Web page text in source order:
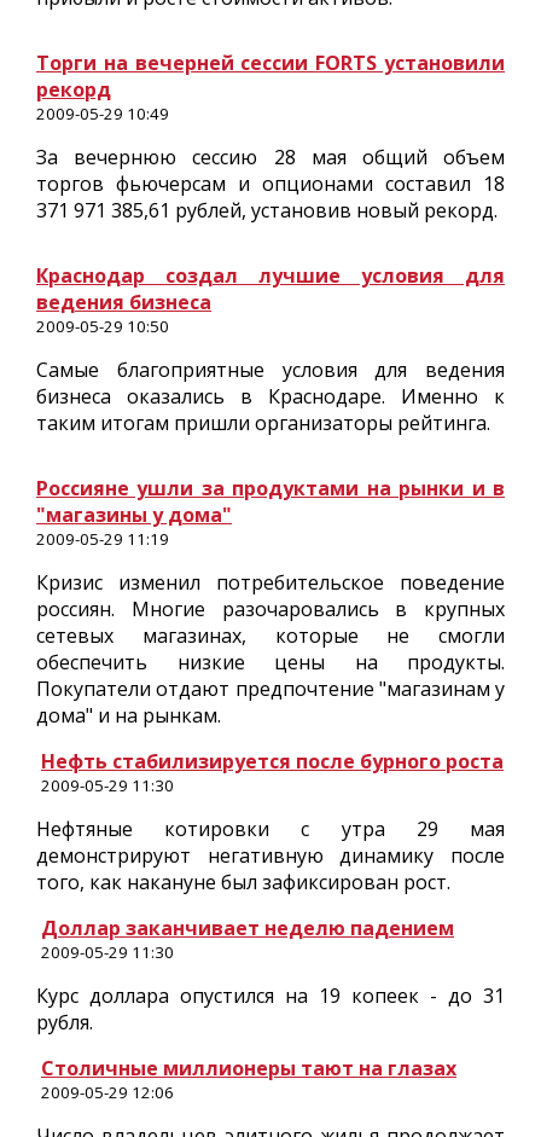
Торги на вечерней сессии FORTS установили
рекорд
2009-05-29 10:49
За вечернюю сессию 28 мая общий объем
торгов фьючерсам и опционами составил 18
371 971 385,61 рублей, установив новый рекорд.
Краснодар создал лучшие условия для
ведения бизнеса
2009-05-29 10:50
Самые благоприятные условия для ведения
бизнеса оказались в Краснодаре. Именно к
таким итогам пришли организаторы рейтинга.
Россияне ушли за продуктами на рынки и в
"магазины у дома"
2009-05-29 11:19
Кризис изменил потребительское поведение
россиян. Многие разочаровались в крупных
сетевых магазинах, которые не смогли
обеспечить низкие цены на продукты.
Покупатели отдают предпочтение "магазинам у
дома" и на рынкам.
Нефть стабилизируется после бурного роста
2009-05-29 11:30
Нефтяные котировки с утра 29 мая
демонстрируют негативную динамику после
того, как накануне был зафиксирован рост.
Доллар заканчивает неделю падением
2009-05-29 11:30
Курс доллара опустился на 19 копеек - до 31
рубля.
Столичные миллионеры тают на глазах
2009-05-29 12:06